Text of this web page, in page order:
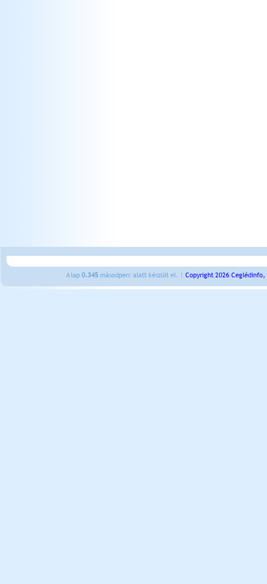
A lap 0.345 másodperc alatt készült el. | Copyright 2026